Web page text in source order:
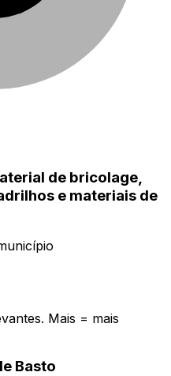
de bricolage,
e materiais de
Mais = mais
Basto